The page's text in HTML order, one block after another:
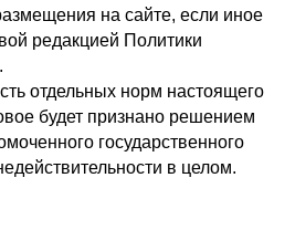
на сайте, если иное
редакцией Политики
отдельных норм настоящего
будет признано решением
государственного
в целом.